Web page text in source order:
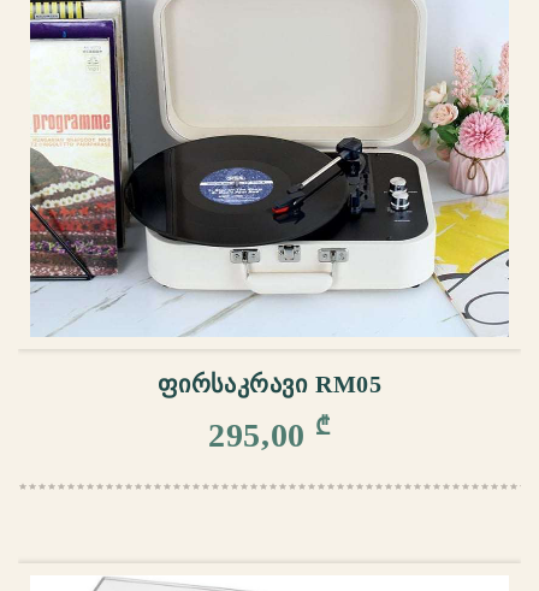
ᲙᲐᲚᲐᲗᲐᲨᲘ ᲓᲐᲛᲐᲢᲔᲑᲐ
ᲤᲘᲠᲡᲐᲙᲠᲐᲕᲘ RM05
295,00 ₾